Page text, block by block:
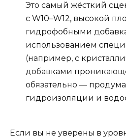
Это самый жёсткий
с W10–W12, высокой
гидрофобными
использованием
(например, с
добавками
обязательно —
гидроизоляции и
Если вы не уверены в